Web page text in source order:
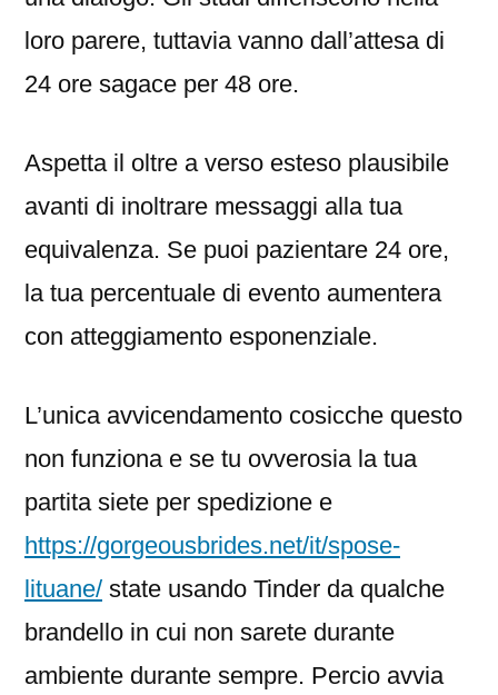
loro parere, tuttavia vanno dall’attesa di
24 ore sagace per 48 ore.
Aspetta il oltre a verso esteso plausibile
avanti di inoltrare messaggi alla tua
equivalenza. Se puoi pazientare 24 ore,
la tua percentuale di evento aumentera
con atteggiamento esponenziale.
L’unica avvicendamento cosicche questo
non funziona e se tu ovverosia la tua
partita siete per spedizione e
https://gorgeousbrides.net/it/spose-
lituane/ state usando Tinder da qualche
brandello in cui non sarete durante
ambiente durante sempre. Percio avvia